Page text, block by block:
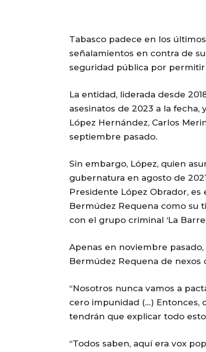
Tabasco padece en los
señalamientos en contra de
seguridad pública por
La entidad, liderada desde
asesinatos de 2023 a la
López Hernández, Carlos
septiembre pasado.
Sin embargo, López, quien
gubernatura en agosto de
Presidente López Obrador,
Bermúdez Requena como su
con el grupo criminal ‘La
Apenas en noviembre
Bermúdez Requena de nexos
“Nosotros nunca vamos a
cero impunidad (…) Entonces,
tendrán que explicar todo
“Todos saben, aquí era vox